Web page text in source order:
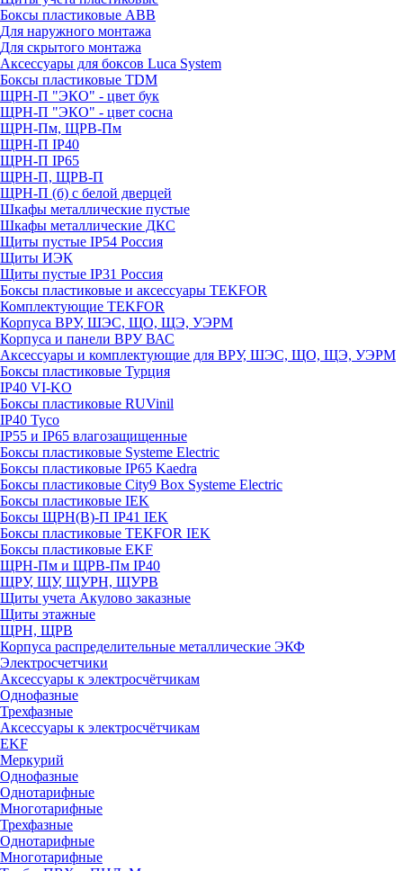
Боксы пластиковые ABB
Для наружного монтажа
Для скрытого монтажа
Аксессуары для боксов Luca System
Боксы пластиковые TDM
ЩРН-П "ЭКО" - цвет бук
ЩРН-П "ЭКО" - цвет сосна
ЩРН-Пм, ЩРВ-Пм
ЩРН-П IP40
ЩРН-П IP65
ЩРН-П, ЩРВ-П
ЩРН-П (б) с белой дверцей
Шкафы металлические пустые
Шкафы металлические ДКС
Щиты пустые IP54 Россия
Щиты ИЭК
Щиты пустые IP31 Россия
Боксы пластиковые и аксессуары TEKFOR
Комплектующие TEKFOR
Корпуса ВРУ, ШЭС, ЩО, ЩЭ, УЭРМ
Корпуса и панели ВРУ ВАС
Аксессуары и комплектующие для ВРУ, ШЭС, ЩО, ЩЭ, УЭРМ
Боксы пластиковые Турция
IP40 VI-KO
Боксы пластиковые RUVinil
IP40 Тусо
IP55 и IP65 влагозащищенные
Боксы пластиковые Systeme Electric
Боксы пластиковые IP65 Kaedra
Боксы пластиковые City9 Box Systeme Electric
Боксы пластиковые IEK
Боксы ЩРН(В)-П IP41 IEK
Боксы пластиковые TEKFOR IEK
Боксы пластиковые EKF
ЩРН-Пм и ЩРВ-Пм IP40
ЩРУ, ЩУ, ЩУРН, ЩУРВ
Щиты учета Акулово заказные
Щиты этажные
ЩРН, ЩРВ
Корпуса распределительные металлические ЭКФ
Электросчетчики
Аксессуары к электросчётчикам
Однофазные
Трехфазные
Аксессуары к электросчётчикам
EKF
Меркурий
Однофазные
Однотарифные
Многотарифные
Трехфазные
Однотарифные
Многотарифные